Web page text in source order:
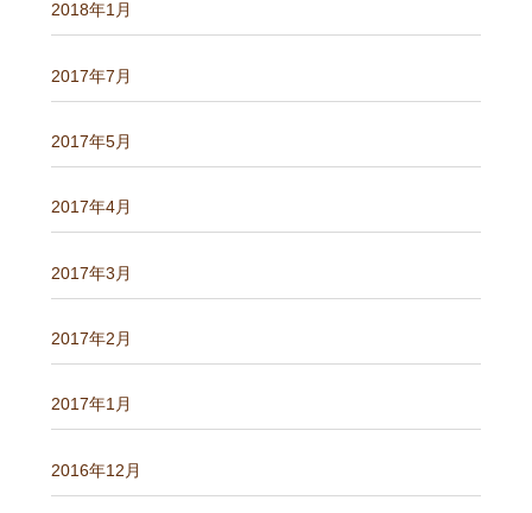
2018年1月
2017年7月
2017年5月
2017年4月
2017年3月
2017年2月
2017年1月
2016年12月